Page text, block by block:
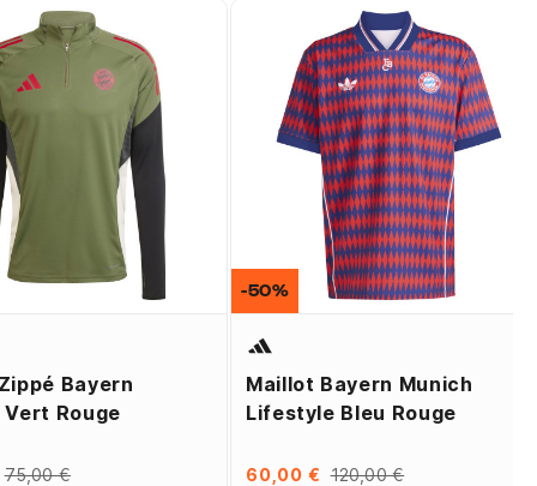
Bayern
Vert Rouge
75,00 €
Maillot Bayern Munich
Lifestyle Bleu Rouge
60,00 € 120,00 €
-50%